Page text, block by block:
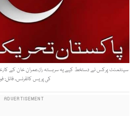
سیٹلمنٹ پرکس نے دستخط کیے یہ سربستہ راز،عمران خان کے کارخاص
کی پریس کانفرنس۔ فائل: